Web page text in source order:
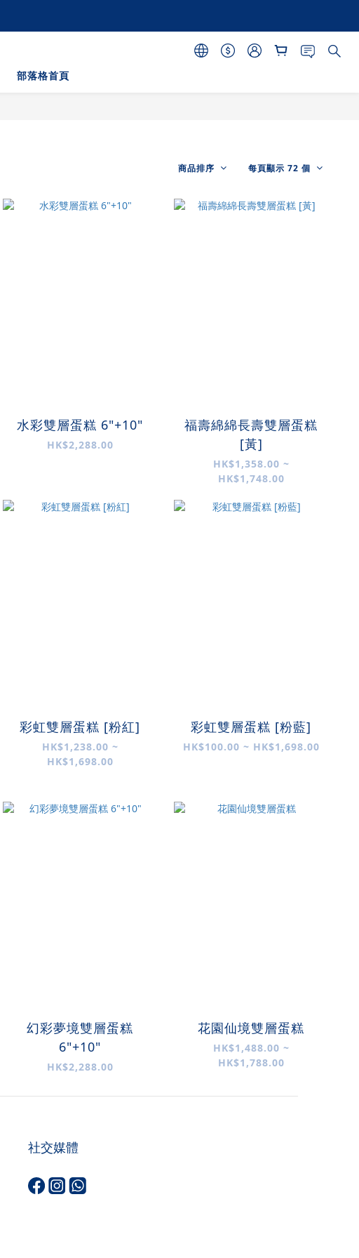
部落格首頁
商品排序 每頁顯示 72 個
水彩雙層蛋糕 6"+10"
HK$2,288.00
福壽綿綿長壽雙層蛋糕
[黃]
HK$1,358.00 ~
HK$1,748.00
彩虹雙層蛋糕 [粉紅]
HK$1,238.00 ~
HK$1,698.00
彩虹雙層蛋糕 [粉藍]
HK$100.00 ~ HK$1,698.00
幻彩夢境雙層蛋糕
6"+10"
HK$2,288.00
花園仙境雙層蛋糕
HK$1,488.00 ~
HK$1,788.00
社交媒體